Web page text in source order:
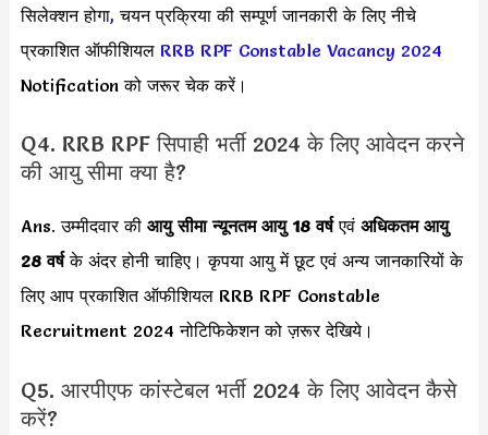
सिलेक्शन होगा,चयन प्रक्रिया की सम्पूर्ण जानकारी के लिए नीचे
प्रकाशित ऑफीशियल RRB RPF Constable Vacancy 2024
Notification को जरूर चेक करें।
Q4. RRB RPF सिपाही भर्ती 2024 के लिए आवेदन करने
की आयु सीमा क्या है?
Ans. उम्मीदवार की आयु सीमा न्यूनतम आयु 18 वर्षएवं अधिकतम आयु
28 वर्षके अंदर होनी चाहिए। कृपया आयु में छूट एवं अन्य जानकारियों के
लिए आप प्रकाशित ऑफीशियल RRB RPF Constable
Recruitment 2024 नोटिफिकेशन को ज़रूर देखिये।
Q5. आरपीएफ कांस्टेबल भर्ती 2024 के लिए आवेदन कैसे
करें?